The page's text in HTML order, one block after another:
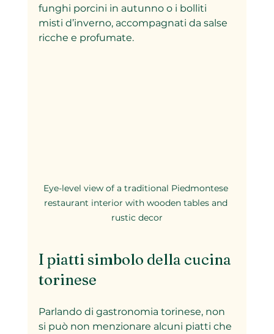
funghi porcini in autunno o i bolliti
misti d’inverno, accompagnati da salse
ricche e profumate.
Eye-level view of a traditional Piedmontese
restaurant interior with wooden tables and
rustic decor
I piatti simbolo della cucina
torinese
Parlando di gastronomia torinese, non
si può non menzionare alcuni piatti che